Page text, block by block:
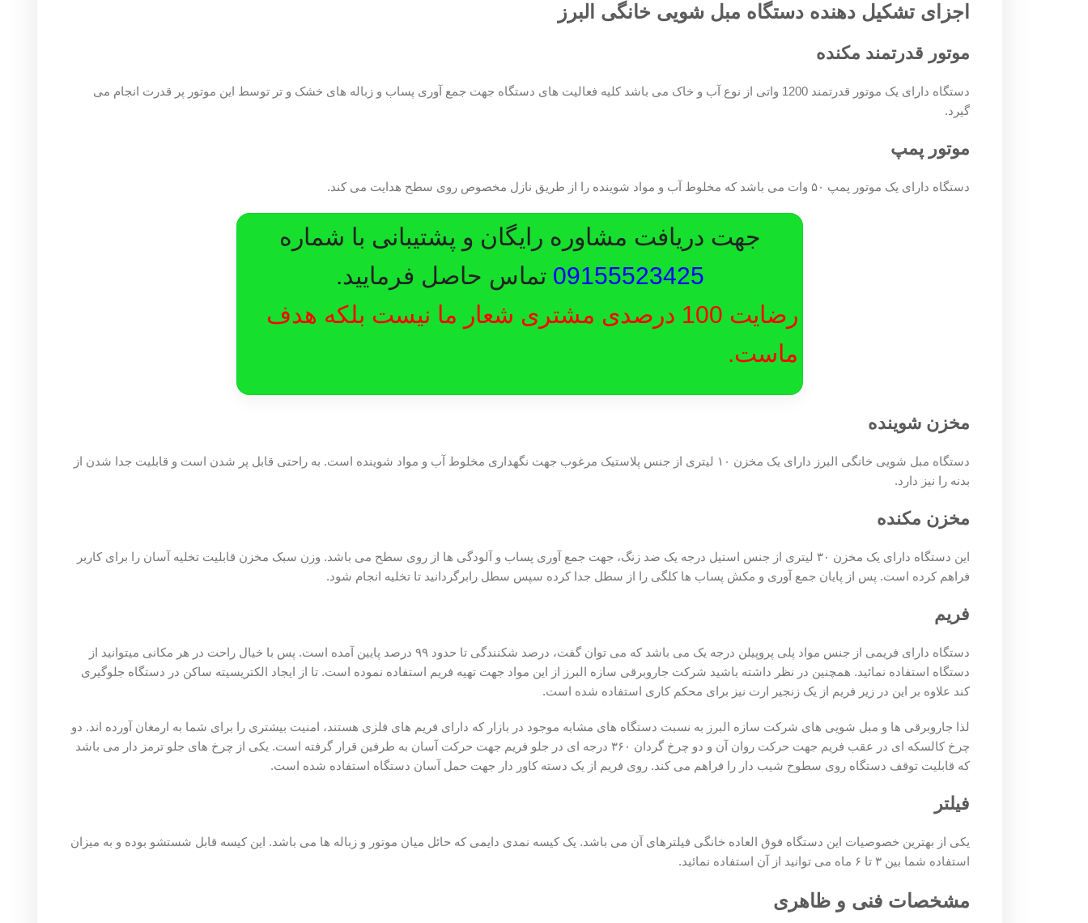
اجزای تشکیل دهنده دستگاه مبل شویی خانگی البرز
موتور قدرتمند مکنده
دستگاه دارای یک موتور قدرتمند 1200 واتی از نوع آب و خاک می باشد کلیه فعالیت های دستگاه جهت جمع آوری پساب و زباله های خشک و تر توسط این موتور پر قدرت انجام می
موتور پمپ
دستگاه دارای یک موتور پمپ ۵۰ وات می باشد که مخلوط آب و مواد شوینده را از طریق نازل مخصوص روی سطح هدایت می کند.
جهت دریافت مشاوره رایگان و پشتیبانی با شماره
09155523425 تماس حاصل فرمایید.
رضایت 100 درصدی مشتری شعار ما نیست بلکه هدف
ماست.
مخزن شوینده
دستگاه مبل شویی خانگی البرز دارای یک مخزن ۱۰ لیتری از جنس پلاستیک مرغوب جهت نگهداری مخلوط آب و مواد شوینده است. به راحتی قابل پر شدن است و قابلیت جدا شدن از
بدنه را نیز دارد.
مخزن مکنده
این دستگاه دارای یک مخزن ۳۰ لیتری از جنس استیل درجه یک ضد زنگ، جهت جمع آوری پساب و آلودگی ها از روی سطح می باشد. وزن سبک مخزن قابلیت تخلیه آسان را برای کاربر
فراهم کرده است. پس از پایان جمع آوری و مکش پساب ها کلگی را از سطل جدا کرده سپس سطل رابرگردانید تا تخلیه انجام شود.
دستگاه دارای فریمی از جنس مواد پلی پروپیلن درجه یک می باشد که می توان گفت، درصد شکنندگی تا حدود ۹۹ درصد پایین آمده است. پس با خیال راحت در هر مکانی میتوانید از
دستگاه استفاده نمائید. همچنین در نظر داشته باشید شرکت جاروبرقی سازه البرز از این مواد جهت تهیه فریم استفاده نموده است. تا از ایجاد الکتریسیته ساکن در دستگاه جلوگیری
کند علاوه بر این در زیر فریم از یک زنجیر ارت نیز برای محکم کاری استفاده شده است.
لذا جاروبرقی ها و مبل شویی های شرکت سازه البرز به نسبت دستگاه های مشابه موجود در بازار که دارای فریم های فلزی هستند، امنیت بیشتری را برای شما به ارمغان آورده اند. دو
چرخ کالسکه ای در عقب فریم جهت حرکت روان آن و دو چرخ گردان ۳۶۰ درجه ای در جلو فریم جهت حرکت آسان به طرفین قرار گرفته است. یکی از چرخ های جلو ترمز دار می باشد
که قابلیت توقف دستگاه روی سطوح شیب دار را فراهم می کند. روی فریم از یک دسته کاور دار جهت حمل آسان دستگاه استفاده شده است.
یکی از بهترین خصوصیات این دستگاه فوق العاده خانگی فیلترهای آن می باشد. یک کیسه نمدی دایمی که حائل میان موتور و زباله ها می باشد. این کیسه قابل شستشو بوده و به میزان
استفاده شما بین ۳ تا ۶ ماه می توانید از آن استفاده نمائید.
مشخصات فنی و ظاهری